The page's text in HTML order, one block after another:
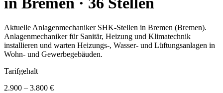
Aktuelle Anlagenmechaniker SHK-Stellen in Bremen (Bremen).
Anlagenmechaniker für Sanitär, Heizung und Klimatechnik
installieren und warten Heizungs-, Wasser- und Lüftungsanlagen in
Wohn- und Gewerbegebäuden.
Tarifgehalt
2.900 – 3.800 €